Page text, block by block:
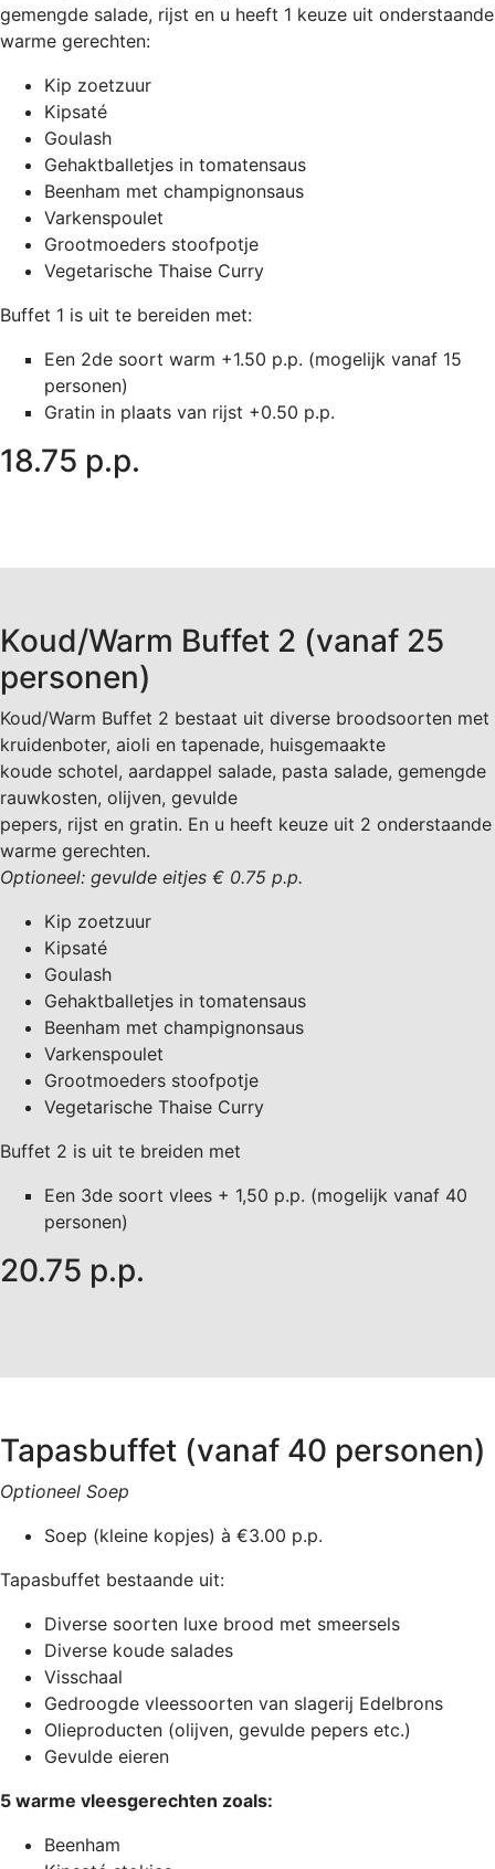
gemengde salade, rijst en u heeft 1 keuze uit onderstaande
warme gerechten:
Kip zoetzuur
Kipsaté
Goulash
Gehaktballetjes in tomatensaus
Beenham met champignonsaus
Varkenspoulet
Grootmoeders stoofpotje
Vegetarische Thaise Curry
Buffet 1 is uit te bereiden met:
Een 2de soort warm +1.50 p.p. (mogelijk vanaf 15
personen)
Gratin in plaats van rijst +0.50 p.p.
18.75 p.p.
Koud/Warm Buffet 2 (vanaf 25
personen)
Koud/Warm Buffet 2 bestaat uit diverse broodsoorten met
kruidenboter, aioli en tapenade, huisgemaakte
koude schotel, aardappel salade, pasta salade, gemengde
rauwkosten, olijven, gevulde
pepers, rijst en gratin. En u heeft keuze uit 2 onderstaande
warme gerechten.
Optioneel: gevulde eitjes € 0.75 p.p.
Kip zoetzuur
Kipsaté
Goulash
Gehaktballetjes in tomatensaus
Beenham met champignonsaus
Varkenspoulet
Grootmoeders stoofpotje
Vegetarische Thaise Curry
Buffet 2 is uit te breiden met
Een 3de soort vlees + 1,50 p.p. (mogelijk vanaf 40
personen)
20.75 p.p.
Tapasbuffet (vanaf 40 personen)
Optioneel Soep
Soep (kleine kopjes) à €3.00 p.p.
Tapasbuffet bestaande uit:
Diverse soorten luxe brood met smeersels
Diverse koude salades
Visschaal
Gedroogde vleessoorten van slagerij Edelbrons
Olieproducten (olijven, gevulde pepers etc.)
Gevulde eieren
5 warme vleesgerechten zoals:
Beenham